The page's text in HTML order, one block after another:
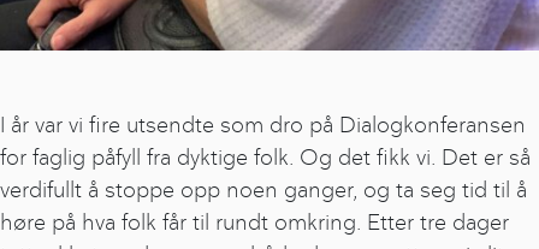
I år var vi fire utsendte som dro på Dialogkonferansen
for faglig påfyll fra dyktige folk. Og det fikk vi. Det er så
verdifullt å stoppe opp noen ganger, og ta seg tid til å
høre på hva folk får til rundt omkring. Etter tre dager